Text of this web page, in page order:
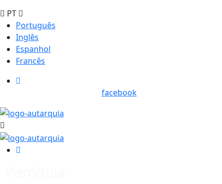
PT
Português
Inglês
Espanhol
Francês
facebook